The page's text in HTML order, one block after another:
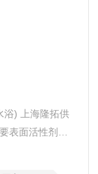
浴) 上海隆拓供
表面活性剂发
沫仪、GRM-5